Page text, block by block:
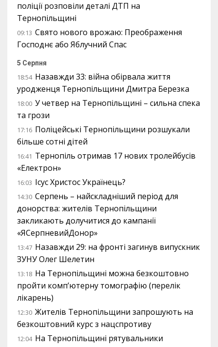
поліції розповіли деталі ДТП на
Тернопільщині
09:13 Свято нового врожаю: Преображення
Господнє або Яблучний Спас
5 Серпня
18:54 Назавжди 33: війна обірвала життя
уродженця Тернопільщини Дмитра Березка
18:00 У четвер на Тернопільщині – сильна спека
та грози
17:16 Поліцейські Тернопільщини розшукали
більше сотні дітей
16:41 Тернопіль отримав 17 нових тролейбусів
«Електрон»
16:03 Ісус Христос Українець?
14:30 Серпень – найскладніший період для
донорства: жителів Тернопільщини
закликають долучитися до кампанії
«ЯСерпневийДонор»
13:47 Назавжди 29: на фронті загинув випускник
ЗУНУ Олег Шелетин
13:18 На Тернопільщині можна безкоштовно
пройти комп’ютерну томографію (перелік
лікарень)
12:30 Жителів Тернопільщини запрошують на
безкоштовний курс з нацспротиву
12:04 На Тернопільщині рятувальники